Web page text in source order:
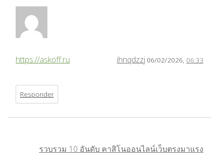
ihnqdzzj 06/02/2026, 06:33
https://askoff.ru
Responder
รวบรวม 10 อันดับ คาสิโนออนไลน์เว็บตรงมาแรง